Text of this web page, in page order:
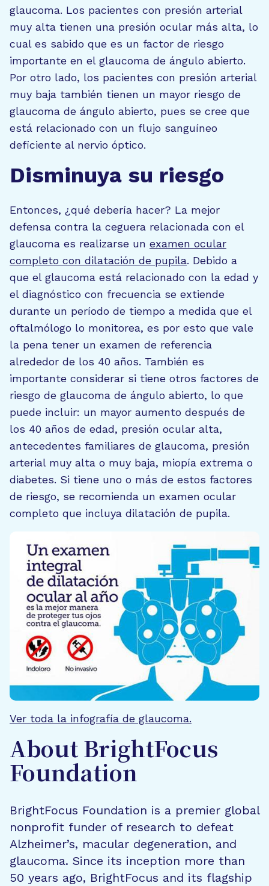
glaucoma. Los pacientes con presión arterial
muy alta tienen una presión ocular más alta, lo
cual es sabido que es un factor de riesgo
importante en el glaucoma de ángulo abierto.
Por otro lado, los pacientes con presión arterial
muy baja también tienen un mayor riesgo de
glaucoma de ángulo abierto, pues se cree que
está relacionado con un flujo sanguíneo
deficiente al nervio óptico.
Disminuya su riesgo
Entonces, ¿qué debería hacer? La mejor
defensa contra la ceguera relacionada con el
glaucoma es realizarse un examen ocular
completo con dilatación de pupila. Debido a
que el glaucoma está relacionado con la edad y
el diagnóstico con frecuencia se extiende
durante un período de tiempo a medida que el
oftalmólogo lo monitorea, es por esto que vale
la pena tener un examen de referencia
alrededor de los 40 años. También es
importante considerar si tiene otros factores de
riesgo de glaucoma de ángulo abierto, lo que
puede incluir: un mayor aumento después de
los 40 años de edad, presión ocular alta,
antecedentes familiares de glaucoma, presión
arterial muy alta o muy baja, miopía extrema o
diabetes. Si tiene uno o más de estos factores
de riesgo, se recomienda un examen ocular
completo que incluya dilatación de pupila.
Ver toda la infografía de glaucoma.
About BrightFocus
Foundation
BrightFocus Foundation is a premier global
nonprofit funder of research to defeat
Alzheimer’s, macular degeneration, and
glaucoma. Since its inception more than
50 years ago, BrightFocus and its flagship